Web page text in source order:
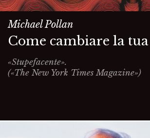
Michael Pollan
Come cambiare la
«Stupefacente».
(«The New York Times Magazine»)